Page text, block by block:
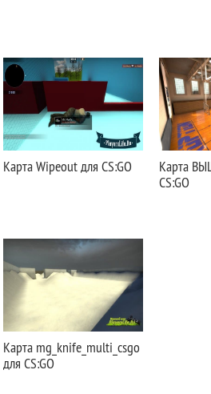
Карта Wipeout для CS:GO
Карта
CS:GO
Карта mg_knife_multi_csgo
для CS:GO